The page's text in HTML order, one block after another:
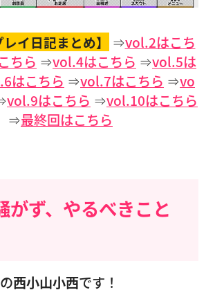
レイ日記まとめ】 ⇒vol.2はこち
ちら ⇒vol.4はこちら ⇒vol.5は
はこちら ⇒vol.7はこちら ⇒vo
vol.9はこちら ⇒vol.10はこちら
⇒最終回はこちら
がず、やるべきこと
西小山小西です！